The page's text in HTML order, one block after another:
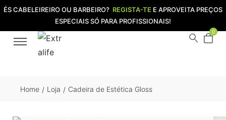
ÉS CABELEIREIRO OU BARBEIRO? REGISTA-TE E APROVEITA PREÇOS
ESPECIAIS SÓ PARA PROFISSIONAIS!
0
Home / Loja / Cadeira de Estética Gloss